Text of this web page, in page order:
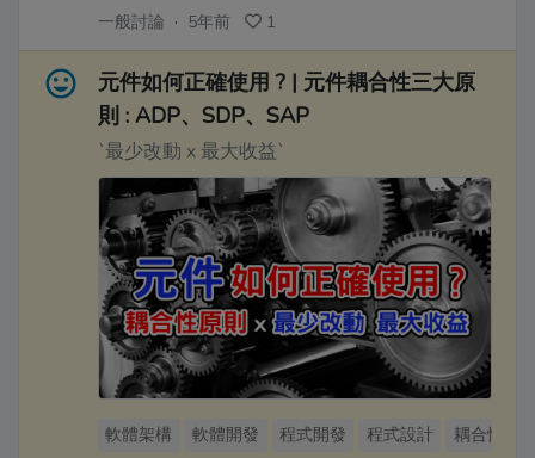
一般討論 · 5年前 1
元件如何正確使用 ? | 元件耦合性三大原
則 : ADP、SDP、SAP
`最少改動 x 最大收益`
軟體架構 軟體開發 程式開發 程式設計
耦合性